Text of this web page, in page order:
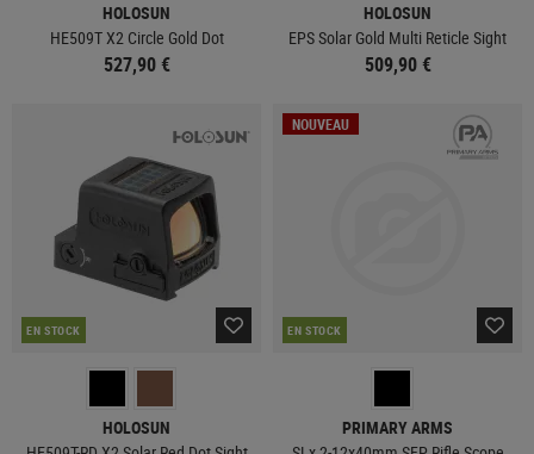
HOLOSUN
HE509T X2 Circle Gold Dot
527,90 €
HOLOSUN
EPS Solar Gold Multi Reticle Sight
509,90 €
EN STOCK
HOLOSUN
NOUVEAU
EN STOCK
PRIMARY ARMS